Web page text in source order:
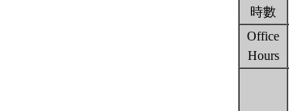
時數
Office
Hours